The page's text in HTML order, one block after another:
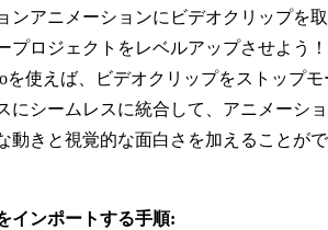
ンアニメーションにビデオクリップを
プロジェクトをレベルアップさせよう！
を使えば、ビデオクリップをストップモ
にシームレスに統合して、アニメーシ
動きと視覚的な面白さを加えることが
インポートする手順: